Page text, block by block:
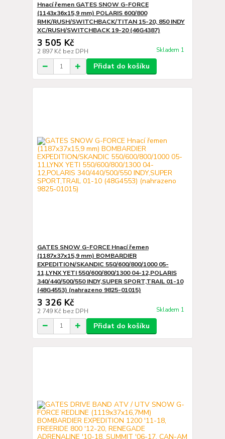
Hnací řemen GATES SNOW G-FORCE
(1143x36x15,9 mm) POLARIS 600/800
RMK/RUSH/SWITCHBACK/TITAN 15-20, 850 INDY
XC/RUSH/SWITCHBACK 19-20 (46G4387)
3 505 Kč
2 897 Kč bez DPH Skladem 1
Přidat do košíku
GATES SNOW G-FORCE Hnací řemen
(1187x37x15,9 mm) BOMBARDIER
EXPEDITION/SKANDIC 550/600/800/1000 05-
11,LYNX YETI 550/600/800/1300 04-12,POLARIS
340/440/500/550 INDY,SUPER SPORT,TRAIL 01-10
(48G4553) (nahrazeno 9825-01015)
3 326 Kč
2 749 Kč bez DPH Skladem 1
Přidat do košíku